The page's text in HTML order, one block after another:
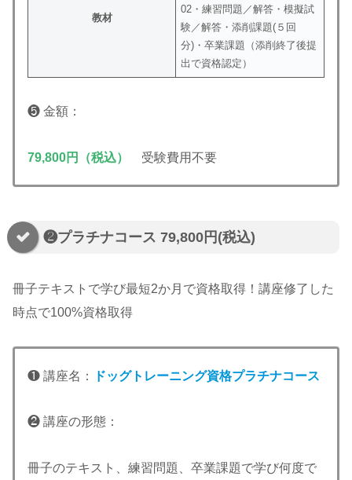
教材
02・練習問題／解答・模擬試
験／解答・添削課題(５回
分)・卒業課題（添削終了後提
出で資格認定）
❺ 金額：
79,800円（税込） 受験費用不要
❷プラチナコース 79,800円(税込)
冊子テキストで学び最短2か月で資格取得！講座修了した
時点で100%資格取得
❶ 講座名： ドッグトレーニング資格プラチナコース
❷ 講座の形態：
冊子のテキスト、練習問題、卒業課題で学び何度で